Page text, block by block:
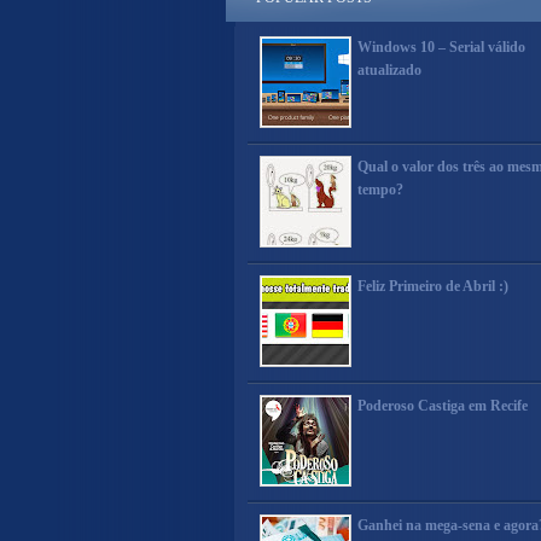
Windows 10 – Serial válido
atualizado
Qual o valor dos três ao
tempo?
Feliz Primeiro de Abril :)
Poderoso Castiga em Recife
Ganhei na mega-sena e